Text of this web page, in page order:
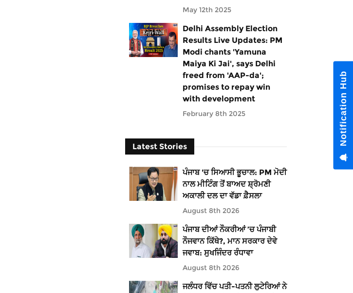
May 12th 2025
Delhi Assembly Election
Results Live Updates: PM
Modi chants 'Yamuna
Maiya Ki Jai', says Delhi
freed from 'AAP-da';
promises to repay win
with development
February 8th 2025
Latest Stories
ਪੰਜਾਬ 'ਚ ਸਿਆਸੀ ਭੂਚਾਲ: PM ਮੋਦੀ
ਨਾਲ ਮੀਟਿੰਗ ਤੋਂ ਬਾਅਦ ਸ਼੍ਰੋਮਣੀ
ਅਕਾਲੀ ਦਲ ਦਾ ਵੱਡਾ ਫ਼ੈਸਲਾ
August 8th 2026
ਪੰਜਾਬ ਦੀਆਂ ਨੌਕਰੀਆਂ ’ਚ ਪੰਜਾਬੀ
ਨੌਜਵਾਨ ਕਿੱਥੇ?, ਮਾਨ ਸਰਕਾਰ ਦੇਵੇ
ਜਵਾਬ: ਸੁਖਜਿੰਦਰ ਰੰਧਾਵਾ
August 8th 2026
ਜਲੰਧਰ ਵਿੱਚ ਪਤੀ-ਪਤਨੀ ਲੁਟੇਰਿਆਂ ਨੇ
Notification Hub